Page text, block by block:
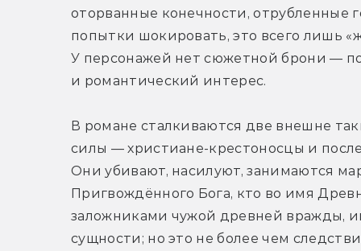
оторванные конечности, отрубленные
попытки шокировать, это всего лишь
У персонажей нет сюжетной брони —
и романтический интерес.
В романе сталкиваются две внешне
силы — христиане-крестоносцы и
Они убивают, насилуют, занимаются
Пригвождённого Бога, кто во имя
заложниками чужой древней вражды,
сущности; но это не более чем